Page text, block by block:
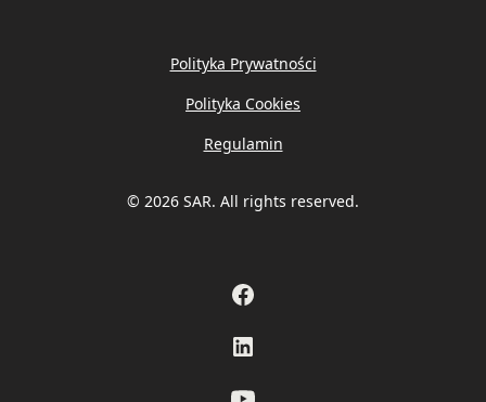
© 2026 SAR. All rights reserved.
Polityka Prywatności
Polityka Cookies
Regulamin